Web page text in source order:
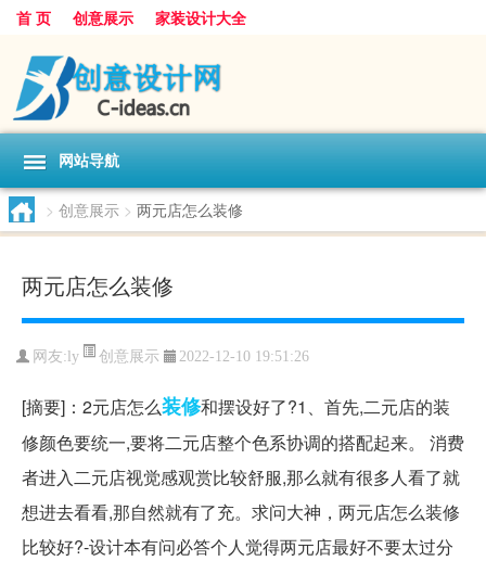
首 页 创意展示 家装设计大全
网站导航
> 创意展示 > 两元店怎么装修
两元店怎么装修
网友: ly 创意展示 2022-12-10 19:51:26
[摘要]：2元店怎么装修和摆设好了?1、首先,二元店的装
修颜色要统一,要将二元店整个色系协调的搭配起来。 消费
者进入二元店视觉感观赏比较舒服,那么就有很多人看了就
想进去看看,那自然就有了充。求问大神，两元店怎么装修
比较好?-设计本有问必答个人觉得两元店最好不要太过分